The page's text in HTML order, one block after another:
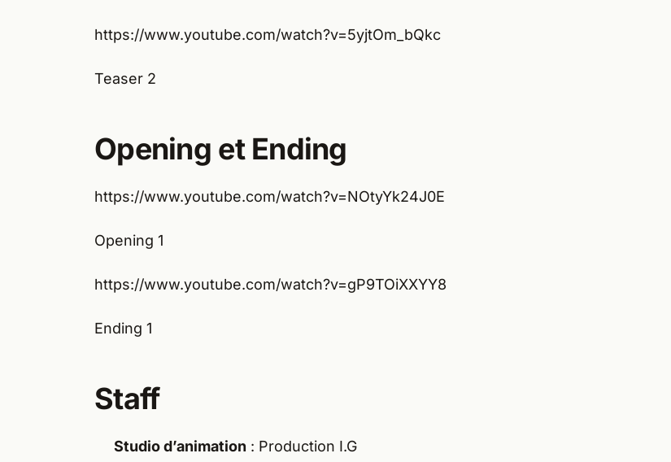
https://www.youtube.com/watch?v=5yjtOm_bQkc
Teaser 2
Opening et Ending
https://www.youtube.com/watch?v=NOtyYk24J0E
Opening 1
https://www.youtube.com/watch?v=gP9TOiXXYY8
Ending 1
Staff
Studio d’animation : Production I.G